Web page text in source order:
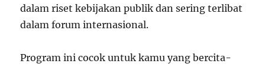
dalam riset kebijakan publik dan sering terlibat
dalam forum internasional.
Program ini cocok untuk kamu yang bercita-